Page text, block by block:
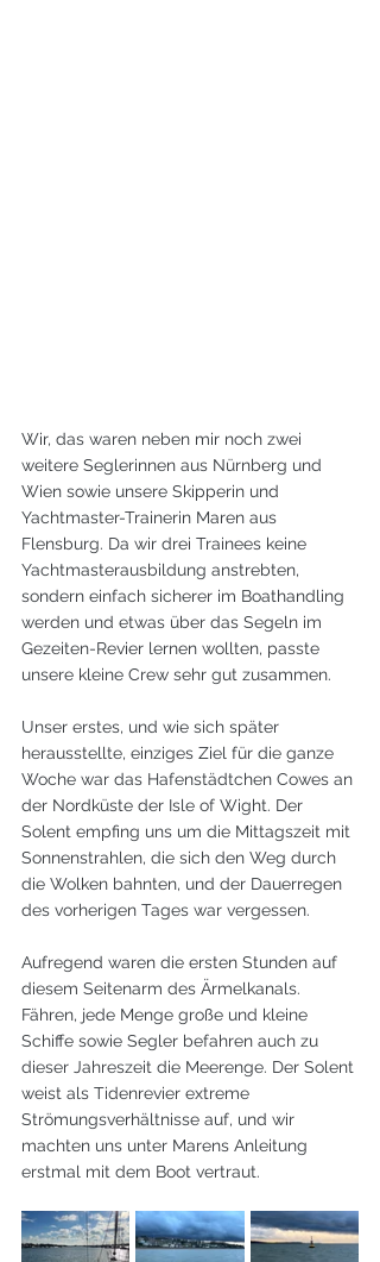
Wir, das waren neben mir noch zwei
weitere Seglerinnen aus Nürnberg und
Wien sowie unsere Skipperin und
Yachtmaster-Trainerin Maren aus
Flensburg. Da wir drei Trainees keine
Yachtmasterausbildung anstrebten,
sondern einfach sicherer im Boathandling
werden und etwas über das Segeln im
Gezeiten-Revier lernen wollten, passte
unsere kleine Crew sehr gut zusammen.
Unser erstes, und wie sich später
herausstellte, einziges Ziel für die ganze
Woche war das Hafenstädtchen Cowes an
der Nordküste der Isle of Wight. Der
Solent empfing uns um die Mittagszeit mit
Sonnenstrahlen, die sich den Weg durch
die Wolken bahnten, und der Dauerregen
des vorherigen Tages war vergessen.
Aufregend waren die ersten Stunden auf
diesem Seitenarm des Ärmelkanals.
Fähren, jede Menge große und kleine
Schiffe sowie Segler befahren auch zu
dieser Jahreszeit die Meerenge. Der Solent
weist als Tidenrevier extreme
Strömungsverhältnisse auf, und wir
machten uns unter Marens Anleitung
erstmal mit dem Boot vertraut.